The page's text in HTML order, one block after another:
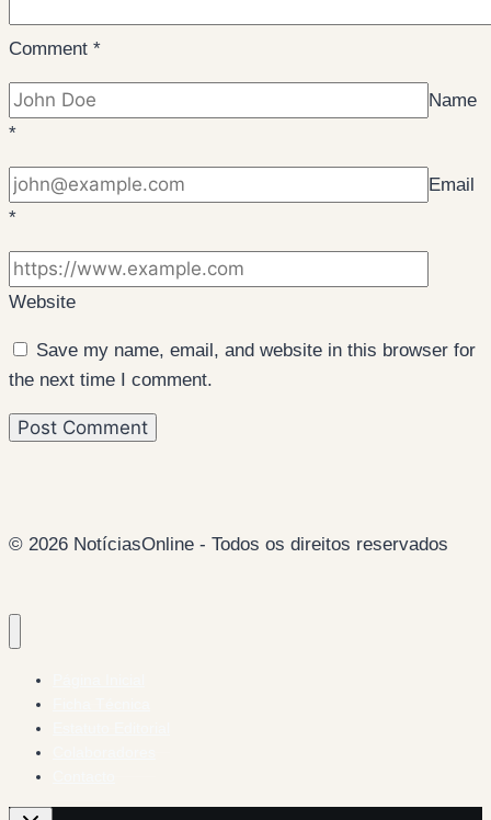
Comment *
Name
*
Email
*
Website
Save my name, email, and website in this browser for
the next time I comment.
© 2026 NotíciasOnline - Todos os direitos reservados